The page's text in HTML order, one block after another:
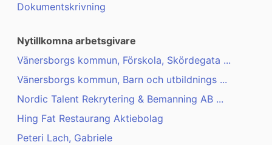
Dokumentskrivning
Nytillkomna arbetsgivare
Vänersborgs kommun, Förskola, Skördegata ...
Vänersborgs kommun, Barn och utbildnings ...
Nordic Talent Rekrytering & Bemanning AB ...
Hing Fat Restaurang Aktiebolag
Peteri Lach, Gabriele